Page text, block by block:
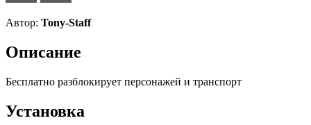
Автор: Tony-Staff
Описание
Бесплатно разблокирует персонажей и транспорт
Установка